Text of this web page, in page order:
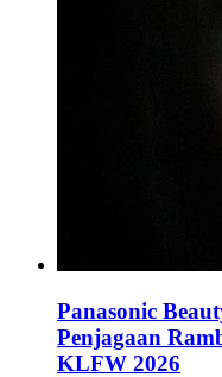
Panasonic
Penjagaan
KLFW 2026